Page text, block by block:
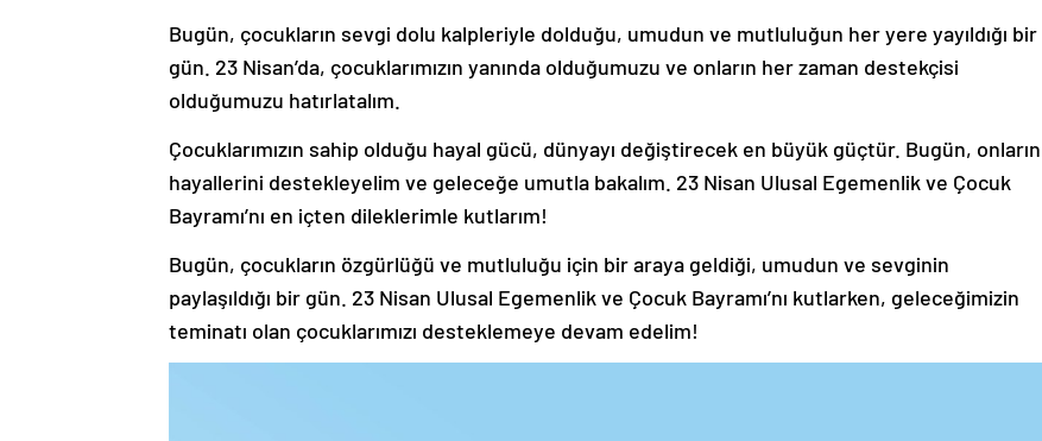
Bugün, çocukların sevgi dolu kalpleriyle dolduğu, umudun ve mutluluğun her yere yayıldığı bir
gün. 23 Nisan’da, çocuklarımızın yanında olduğumuzu ve onların her zaman destekçisi
olduğumuzu hatırlatalım.
Çocuklarımızın sahip olduğu hayal gücü, dünyayı değiştirecek en büyük güçtür. Bugün, onların
hayallerini destekleyelim ve geleceğe umutla bakalım. 23 Nisan Ulusal Egemenlik ve Çocuk
Bayramı’nı en içten dileklerimle kutlarım!
Bugün, çocukların özgürlüğü ve mutluluğu için bir araya geldiği, umudun ve sevginin
paylaşıldığı bir gün. 23 Nisan Ulusal Egemenlik ve Çocuk Bayramı’nı kutlarken, geleceğimizin
teminatı olan çocuklarımızı desteklemeye devam edelim!